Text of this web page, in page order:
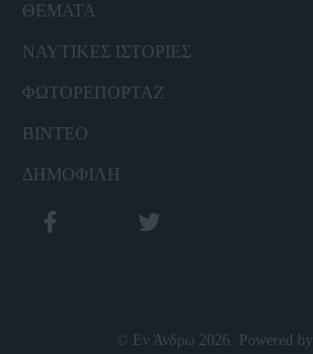
ΘΕΜΑΤΑ
ΝΑΥΤΙΚΕΣ ΙΣΤΟΡΙΕΣ
ΦΩΤΟΡΕΠΟΡΤΑΖ
ΒΙΝΤΕΟ
ΔΗΜΟΦΙΛΗ
© Εν Άνδρω 2026. Powered by